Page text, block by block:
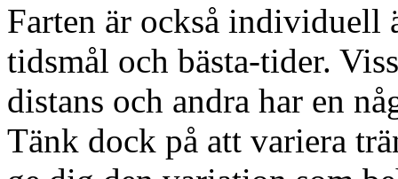
Farten är också individuell
tidsmål och bästa-tider.
distans och andra har en
Tänk dock på att variera